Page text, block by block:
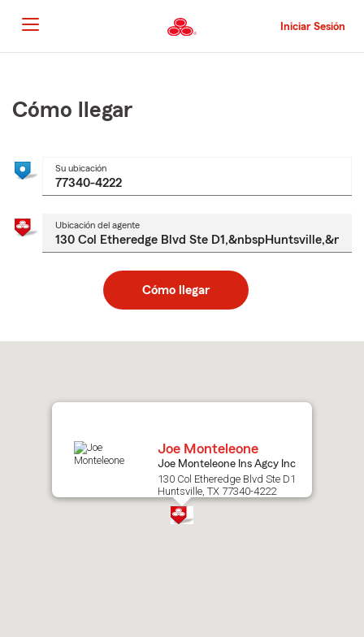
al
contenido
principal
Iniciar Sesión
principal
Cómo llegar
Su ubicación
Ubicación del agente
Cómo llegar
to
Joe Monteleone
Joe Monteleone Ins Agcy Inc
130 Col Etheredge Blvd Ste D1
Huntsville, TX 77340-4222